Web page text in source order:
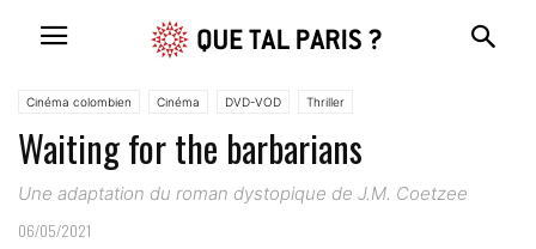
Cinéma colombien Cinéma DVD-VOD Thriller
Waiting for the barbarians
Une adaptation du roman dystopique de J.M. Coetzee
06/05/2021